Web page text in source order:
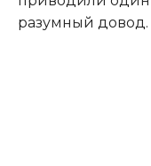
разумный довод.